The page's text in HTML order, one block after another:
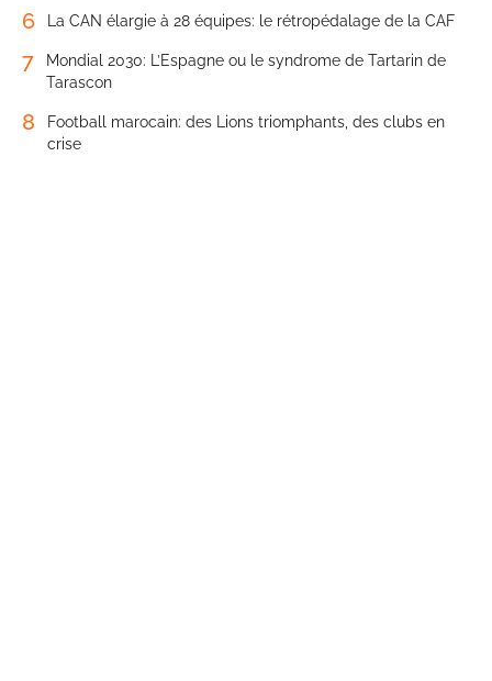
6 La CAN élargie à 28 équipes: le rétropédalage de la CAF
7
Mondial 2030: L’Espagne ou le syndrome de Tartarin de
Tarascon
8
Football marocain: des Lions triomphants, des clubs en
crise